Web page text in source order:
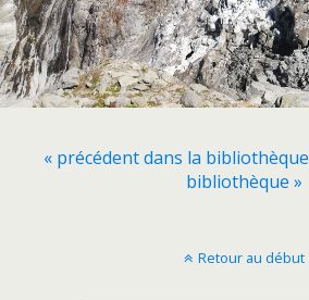
« précédent dans la bibliothèque
bibliothèque »
Retour au début